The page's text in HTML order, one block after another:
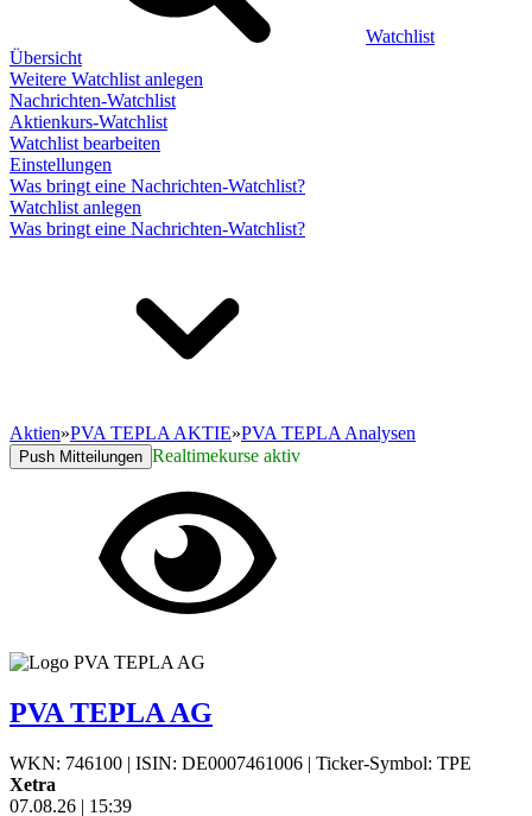
Watchlist
Übersicht
Weitere Watchlist anlegen
Nachrichten-Watchlist
Aktienkurs-Watchlist
Watchlist bearbeiten
Einstellungen
Was bringt eine Nachrichten-Watchlist?
Watchlist anlegen
Was bringt eine Nachrichten-Watchlist?
Aktien»PVA TEPLA AKTIE»PVA TEPLA Analysen
Push Mitteilungen Realtimekurse aktiv
PVA TEPLA AG
WKN: 746100 | ISIN: DE0007461006 | Ticker-Symbol: TPE
Xetra
07.08.26 | 15:39